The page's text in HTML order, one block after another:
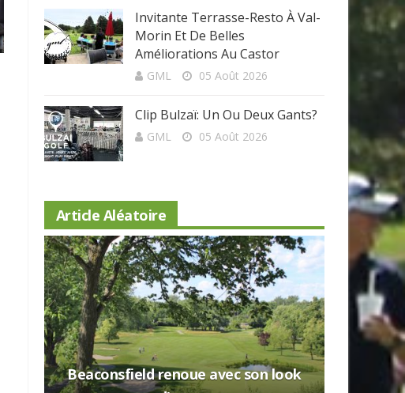
Invitante Terrasse-Resto À Val-
Morin Et De Belles
Améliorations Au Castor
GML 05 Août 2026
Clip Bulzaï: Un Ou Deux Gants?
GML 05 Août 2026
Article Aléatoire
Beaconsfield renoue avec son look